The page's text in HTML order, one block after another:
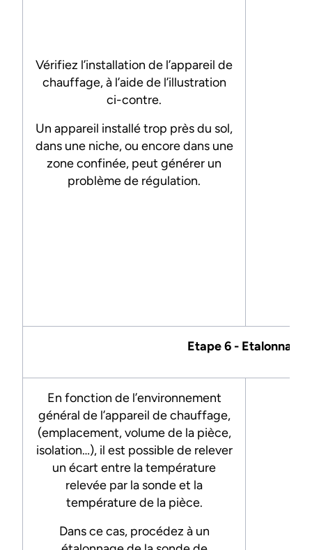
Vérifiez l’installation de l’appareil de
chauffage, à l’aide de l’illustration
ci-contre.
Un appareil installé trop près du sol,
dans une niche, ou encore dans une
zone confinée, peut générer un
problème de régulation.
Etape 6 - Etalonnage
En fonction de l’environnement
général de l’appareil de chauffage,
(emplacement, volume de la pièce,
isolation…), il est possible de relever
un écart entre la température
relevée par la sonde et la
température de la pièce.
Dans ce cas, procédez à un